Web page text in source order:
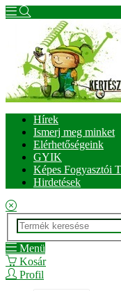
Hírek
Ismerj meg minket
Elérhetőségeink
GYIK
Képes Fogyasztói
Hirdetések
Menü
Kosár
Profil